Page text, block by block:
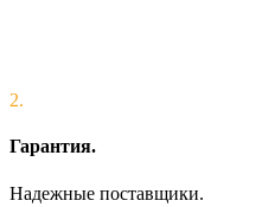
2.
Гарантия.
Надежные поставщики.